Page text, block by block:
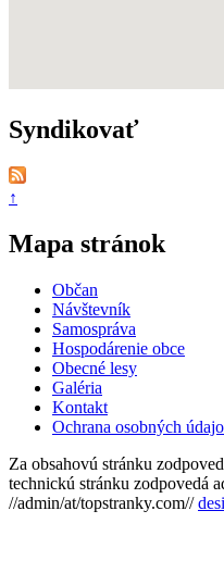
Syndikovať
↑
Mapa stránok
Občan
Návštevník
Samospráva
Hospodárenie obce
Obecné lesy
Galéria
Kontakt
Ochrana osobných
Za obsahovú stránku
technickú stránku zodpovedá
//admin/at/topstranky.com//